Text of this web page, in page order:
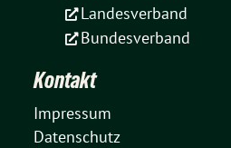
Landesverband
Bundesverband
Kontakt
Impressum
Datenschutz